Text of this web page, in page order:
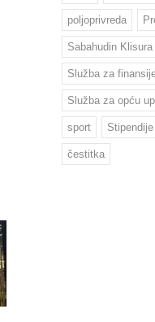
poljoprivreda
Sabahudin Klisura
Služba za
Služba za opću
sport Stipendije
čestitka